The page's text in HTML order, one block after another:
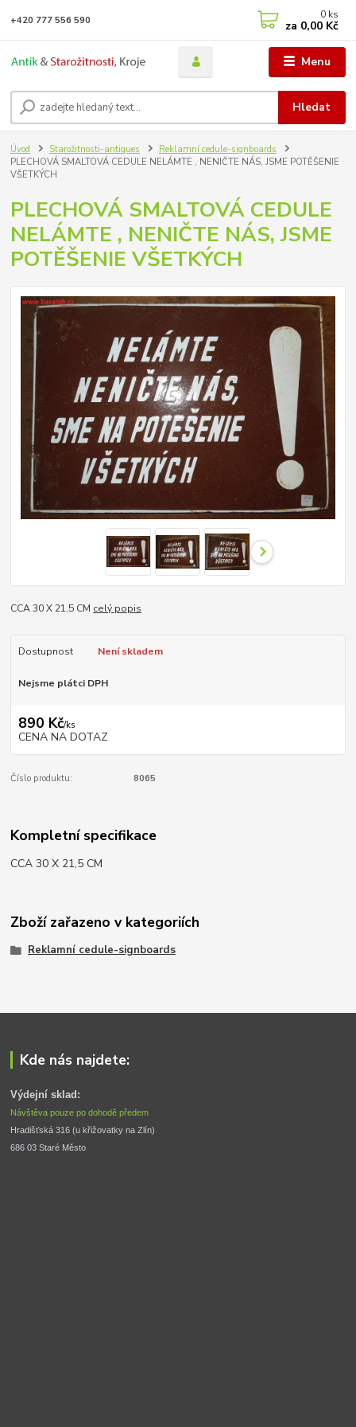
Menu
Hledat
+420 777 556 590 0 ks
za 0,00 Kč
Úvod Starožitnosti-antiques
Reklamní cedule-signboards
PLECHOVÁ SMALTOVÁ CEDULE NELÁMTE , NENIČTE NÁS, JSME POTĚŠENIE
VŠETKÝCH
PLECHOVÁ SMALTOVÁ CEDULE
NELÁMTE , NENIČTE NÁS, JSME
POTĚŠENIE VŠETKÝCH
CCA 30 X 21,5 CM celý popis
Dostupnost Není skladem
Nejsme plátci DPH
890 Kč/ks
CENA NA DOTAZ
Číslo produktu: 8065
Kompletní specifikace
CCA 30 X 21,5 CM
Zboží zařazeno v kategoriích
Reklamní cedule-signboards
Kde nás najdete:
Výdejní sklad:
Návštěva pouze po dohodě předem
Hradišťská 316 (u křižovatky na Zlín)
686 03 Staré Město